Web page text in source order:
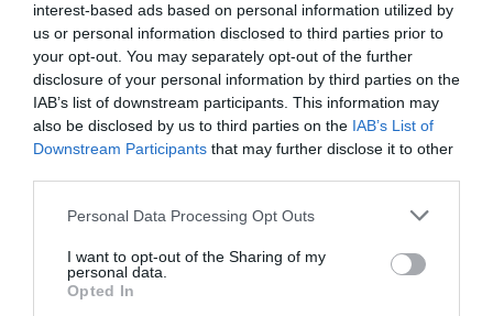
interest-based ads based on personal information utilized by
us or personal information disclosed to third parties prior to
your opt-out. You may separately opt-out of the further
disclosure of your personal information by third parties on the
IAB’s list of downstream participants. This information may
also be disclosed by us to third parties on the IAB’s List of
Downstream Participants that may further disclose it to other
Please note that this website/app uses one or more Google
not limited to your visit or usage behaviour. You may click to
grant or deny consent to Google and its third-party tags to
use your data for below specified purposes in below Google
Personal Data Processing Opt Outs
I want to opt-out of the Sharing of my
personal data.
Opted In